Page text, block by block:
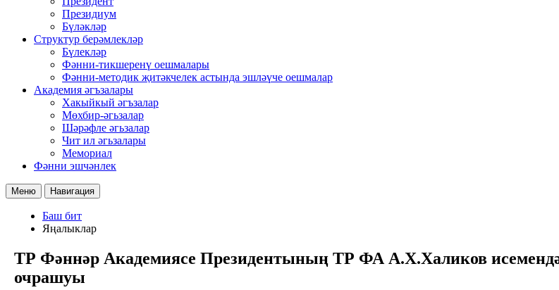
Президиум
Бүләкләр
Структур берәмлекләр
Бүлекләр
Фәнни-тикшеренү оешмалары
Фәнни-методик җитәкчелек астында эшләүче оешмалар
Академия әгъзалары
Хакыйкый әгъзалар
Мөхбир-әгьзалар
Шәрәфле әгьзалар
Чит ил әгьзалары
Мемориал
Фәнни эшчәнлек
Меню Навигация
Баш бит
Яңалыклар
ТР Фәннәр Академиясе Президентының ТР ФА А.Х.Халиков
очрашуы